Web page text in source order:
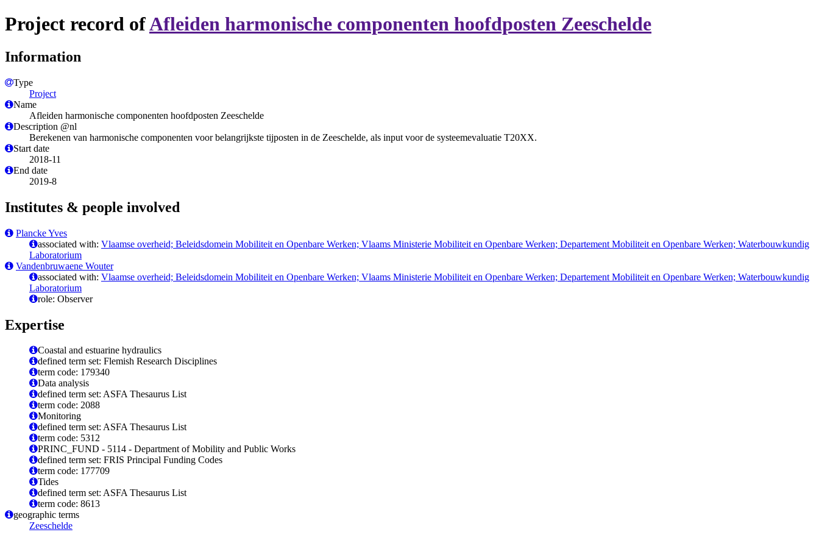
Project record ofAfleiden harmonische componenten hoofdposten Zeeschelde
Information
Type
Project
Name
Afleiden harmonische componenten hoofdposten Zeeschelde
Description @nl
Berekenen van harmonische componenten voor belangrijkste tijposten in de Zeeschelde, als input voor de systeemevaluatie T20XX.
Start date
2018-11
End date
2019-8
Institutes & people involved
Plancke Yves
associated with: Vlaamse overheid; Beleidsdomein Mobiliteit en Openbare Werken; Vlaams Ministerie Mobiliteit en Openbare Werken; Departement Mobiliteit en Openbare Werken; Waterbouwkundig
Laboratorium
Vandenbruwaene Wouter
associated with: Vlaamse overheid; Beleidsdomein Mobiliteit en Openbare Werken; Vlaams Ministerie Mobiliteit en Openbare Werken; Departement Mobiliteit en Openbare Werken; Waterbouwkundig
Laboratorium
role: Observer
Expertise
Coastal and estuarine hydraulics
defined term set: Flemish Research Disciplines
term code: 179340
Data analysis
defined term set: ASFA Thesaurus List
term code: 2088
Monitoring
defined term set: ASFA Thesaurus List
term code: 5312
PRINC_FUND - 5114 - Department of Mobility and Public Works
defined term set: FRIS Principal Funding Codes
term code: 177709
Tides
defined term set: ASFA Thesaurus List
term code: 8613
geographic terms
Zeeschelde